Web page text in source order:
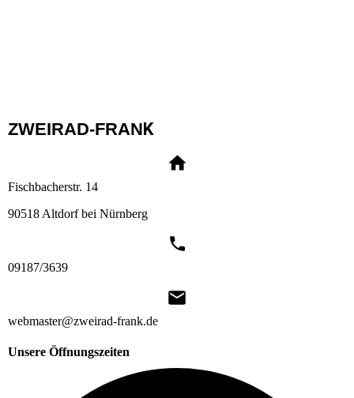
ZWEIRAD-FRANK
Fischbacherstr. 14
90518 Altdorf bei Nürnberg
09187/3639
webmaster@zweirad-frank.de
Unsere Öffnungszeiten